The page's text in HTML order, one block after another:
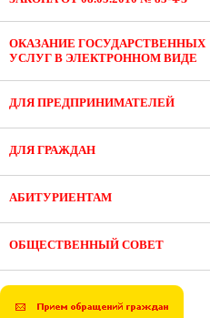
ОКАЗАНИЕ ГОСУДАРСТВЕННЫХ
УСЛУГ В ЭЛЕКТРОННОМ ВИДЕ
ДЛЯ ПРЕДПРИНИМАТЕЛЕЙ
ДЛЯ ГРАЖДАН
АБИТУРИЕНТАМ
ОБЩЕСТВЕННЫЙ СОВЕТ